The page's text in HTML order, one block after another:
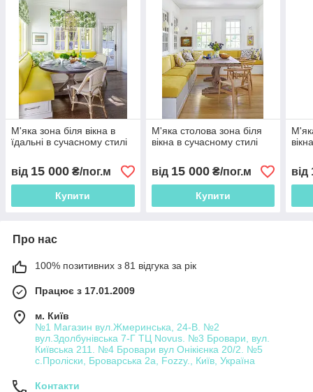
М'яка зона біля вікна в
їдальні в сучасному стилі
від 15 000 ₴/пог.м
Купити
М'яка столова зона біля
вікна в сучасному стилі
від 15 000₴/пог.м
Купити
від
Про нас
100% позитивних з 81 відгука за рік
Працює з 17.01.2009
м. Київ
№1 Магазин вул.Жмеринська, 24-В. №2
вул.Здолбунівська 7-Г ТЦ Novus. №3 Бровари, вул.
Київська 211. №4 Бровари вул Онікієнка 20/2. №5
с.Проліски, Броварська 2а, Fozzy., Київ, Україна
Контакти